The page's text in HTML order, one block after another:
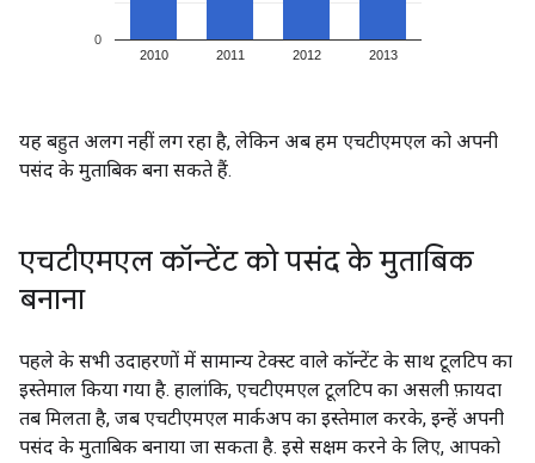
यह बहुत अलग नहीं लग रहा है, लेकिन अब हम एचटीएमएल को अपनी
पसंद के मुताबिक बना सकते हैं.
एचटीएमएल कॉन्टेंट को पसंद के मुताबिक
बनाना
पहले के सभी उदाहरणों में सामान्य टेक्स्ट वाले कॉन्टेंट के साथ टूलटिप का
इस्तेमाल किया गया है. हालांकि, एचटीएमएल टूलटिप का असली फ़ायदा
तब मिलता है, जब एचटीएमएल मार्कअप का इस्तेमाल करके, इन्हें अपनी
पसंद के मुताबिक बनाया जा सकता है. इसे सक्षम करने के लिए, आपको